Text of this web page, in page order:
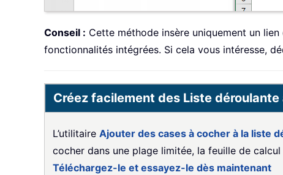
Conseil : Cette méthode insère uniquement un
fonctionnalités intégrées. Si cela vous intéresse,
Créez facilement des Liste
L’utilitaire Ajouter des cases à cocher à la liste
cocher dans une plage limitée, la feuille de
Téléchargez-le et essayez-le dès maintenant